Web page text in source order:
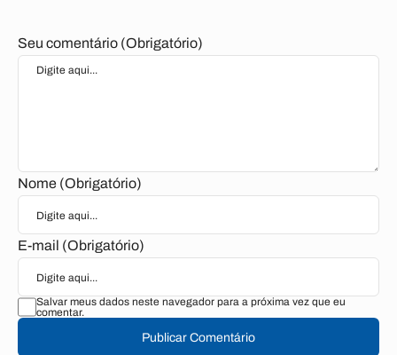
Seu comentário (Obrigatório)
Nome (Obrigatório)
E-mail (Obrigatório)
Salvar meus dados neste navegador para a próxima vez que eu
comentar.
Publicar Comentário